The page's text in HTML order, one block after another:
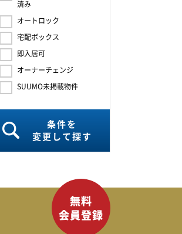
済み
オートロック
宅配ボックス
即入居可
オーナーチェンジ
SUUMO未掲載物件
条件を
変更して探す